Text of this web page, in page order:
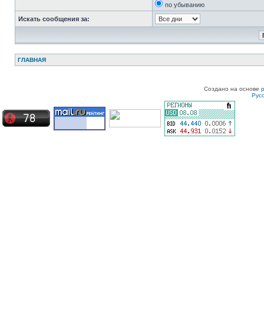
по убыванию
Искать сообщения за:
ГЛАВНАЯ
Создано на основе